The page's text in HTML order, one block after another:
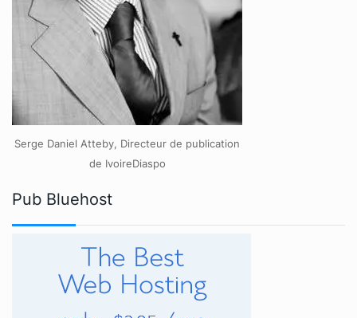
Serge Daniel Atteby, Directeur de publication
de IvoireDiaspo
Pub Bluehost